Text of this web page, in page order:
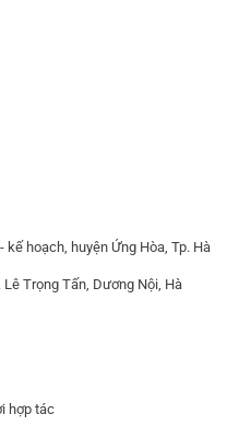
hoạch, huyện Ứng Hòa, Tp. Hà
Trọng Tấn, Dương Nội, Hà
hợp tác